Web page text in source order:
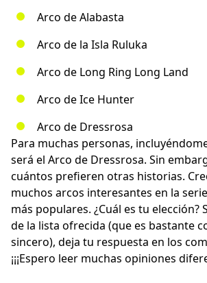
Arco de Alabasta
Arco de la Isla Ruluka
Arco de Long Ring Long Land
Arco de Ice Hunter
Arco de Dressrosa
Para muchas personas,
será el Arco de Dressrosa. Sin
cuántos prefieren otras historias.
muchos arcos interesantes en la
más populares. ¿Cuál es tu elección?
de la lista ofrecida (que es bastante
sincero), deja tu respuesta en los
¡¡¡Espero leer muchas opiniones